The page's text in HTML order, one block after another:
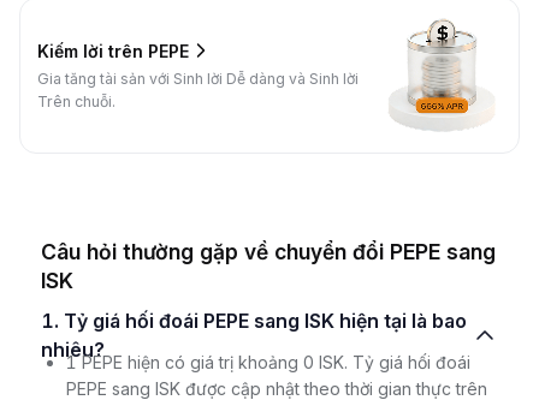
Kiếm lời trên PEPE
Gia tăng tài sản với Sinh lời Dễ dàng và Sinh lời
Trên chuỗi.
Câu hỏi thường gặp về chuyển đổi PEPE sang
ISK
1. Tỷ giá hối đoái PEPE sang ISK hiện tại là bao
nhiêu?
1 PEPE hiện có giá trị khoảng 0 ISK. Tỷ giá hối đoái
PEPE sang ISK được cập nhật theo thời gian thực trên